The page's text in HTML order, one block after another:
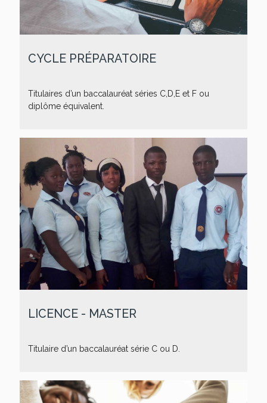
CYCLE PRÉPARATOIRE
Titulaires d’un baccalauréat séries C,D,E et F ou
diplôme équivalent.
LICENCE - MASTER
Titulaire d’un baccalauréat série C ou D.